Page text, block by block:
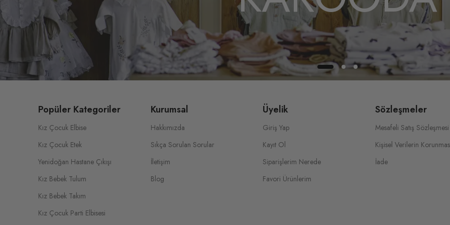
Popüler Kategoriler
Kız Çocuk Elbise
Kız Çocuk Etek
Yenidoğan Hastane Çıkışı
Kız Bebek Tulum
Kız Bebek Takım
Kız Çocuk Parti Elbisesi
Kurumsal
Hakkımızda
Sıkça Sorulan Sorular
İletişim
Blog
Üyelik
Giriş Yap
Kayıt Ol
Siparişlerim Nerede
Favori Ürünlerim
Sözleşmeler
Mesafeli Satış Sözleşmesi
Kişisel Verilerin
İade